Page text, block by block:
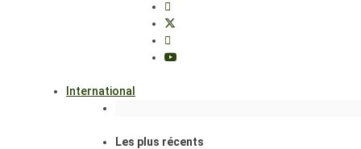
International
Les plus récents